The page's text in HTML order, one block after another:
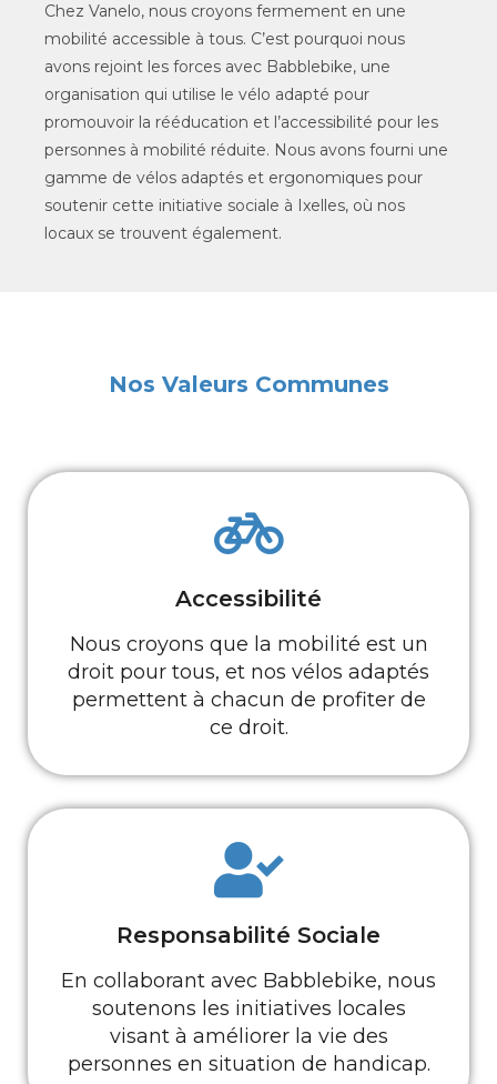
Chez Vanelo, nous croyons fermement en une
mobilité accessible à tous. C’est pourquoi nous
avons rejoint les forces avec Babblebike, une
organisation qui utilise le vélo adapté pour
promouvoir la rééducation et l’accessibilité pour les
personnes à mobilité réduite. Nous avons fourni une
gamme de vélos adaptés et ergonomiques pour
soutenir cette initiative sociale à Ixelles, où nos
locaux se trouvent également.
Nos Valeurs Communes
Accessibilité
Nous croyons que la mobilité est un
droit pour tous, et nos vélos adaptés
permettent à chacun de profiter de
ce droit.
Responsabilité Sociale
En collaborant avec Babblebike, nous
soutenons les initiatives locales
visant à améliorer la vie des
personnes en situation de handicap.